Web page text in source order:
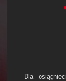
Dla